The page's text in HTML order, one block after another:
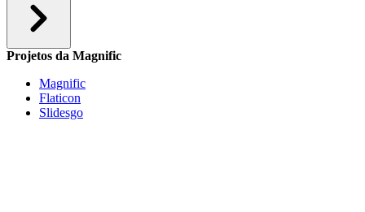
Projetos da Magnific
Magnific
Flaticon
Slidesgo